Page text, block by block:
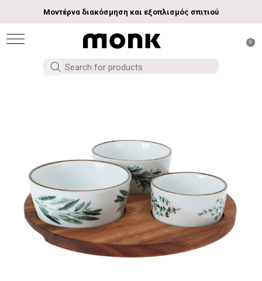
Μοντέρνα διακόσμηση και εξοπλισμός σπιτιού
0